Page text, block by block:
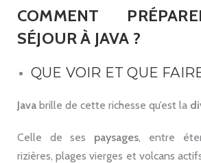
COMMENT
SÉJOUR À JAVA ?
QUE VOIR ET QUE
Java brille de cette richesse qu’est la
Celle de ses paysages, entre
rizières, plages vierges et volcans